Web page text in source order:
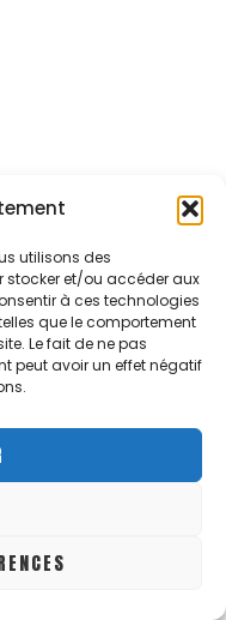
utilisons des
stocker et/ou accéder aux
à ces technologies
que le comportement
Le fait de ne pas
peut avoir un effet négatif